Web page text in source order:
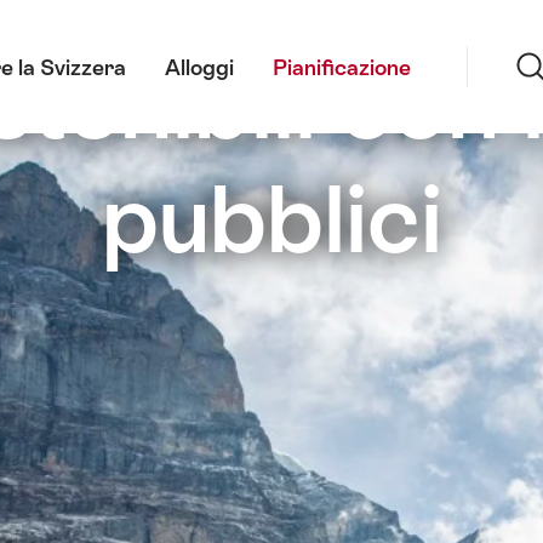
la Svizzera Alloggi Pianificazione
pubblici